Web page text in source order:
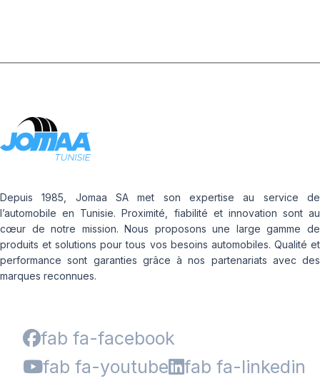
Depuis 1985, Jomaa SA met son expertise au service de
l’automobile en Tunisie. Proximité, fiabilité et innovation sont au
cœur de notre mission. Nous proposons une large gamme de
produits et solutions pour tous vos besoins automobiles. Qualité et
performance sont garanties grâce à nos partenariats avec des
marques reconnues.
fab fa-facebook
fab fa-youtube
fab fa-linkedin